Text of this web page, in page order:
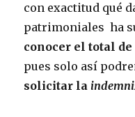
con exactitud qué
patrimoniales ha
conocer el total
pues solo así
solicitar la